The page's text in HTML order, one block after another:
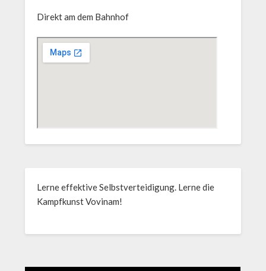
Direkt am dem Bahnhof
Lerne effektive Selbstverteidigung. Lerne die
Kampfkunst Vovinam!